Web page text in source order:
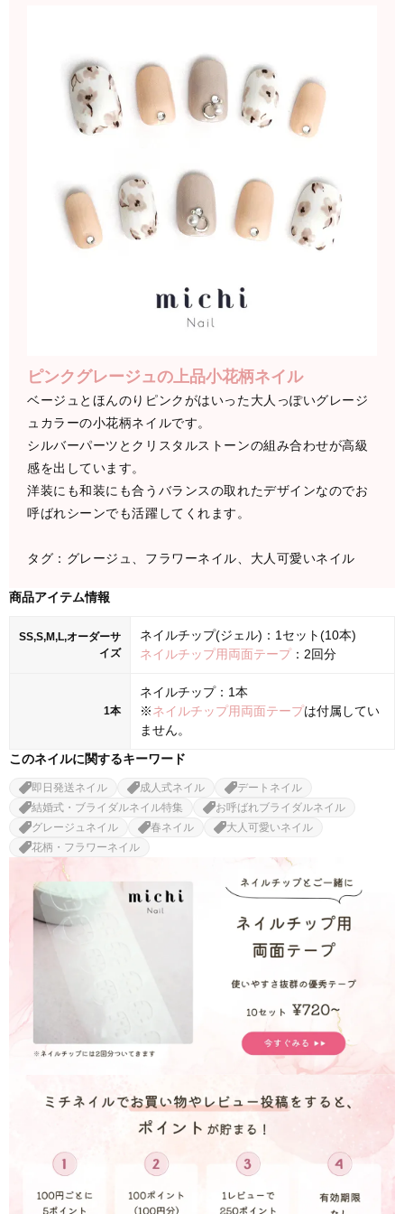
ピンクグレージュの上品小花柄ネイル
ベージュとほんのりピンクがはいった大人っぽいグレージ
ュカラーの小花柄ネイルです。
シルバーパーツとクリスタルストーンの組み合わせが高級
感を出しています。
洋装にも和装にも合うバランスの取れたデザインなのでお
呼ばれシーンでも活躍してくれます。
タグ：グレージュ、フラワーネイル、大人可愛いネイル
商品アイテム情報
SS,S,M,L,オーダーサ
イズ
ネイルチップ(ジェル)：1セット(10本)
ネイルチップ用両面テープ：2回分
1本
ネイルチップ：1本
※ネイルチップ用両面テープは付属してい
ません。
このネイルに関するキーワード
即日発送ネイル 成人式ネイル
デートネイル
結婚式・ブライダルネイル特集
お呼ばれブライダルネイル
グレージュネイル
春ネイル
大人可愛いネイル
花柄・フラワーネイル